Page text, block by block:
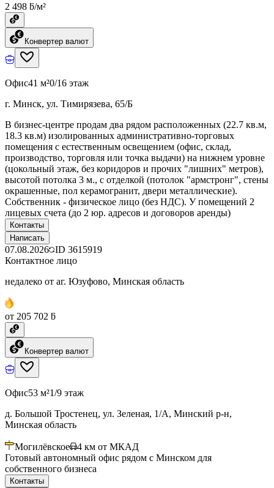
2 498 ƃ/м²
Конвертер валют
Офис41 м²0/16 этаж
г. Минск, ул. Тимирязева, 65/Б
В бизнес-центре продам два рядом расположенных (22.7 кв.м,
18.3 кв.м) изолированных административно-торговых
помещения с естественным освещением (офис, склад,
производство, торговля или точка выдачи) на нижнем уровне
(цокольный этаж, без коридоров и прочих "лишних" метров),
высотой потолка 3 м., с отделкой (потолок "армстронг", стены
окрашенные, пол керамогранит, двери металлические).
Собственник - физическое лицо (без НДС). У помещений 2
лицевых счета (до 2 юр. адресов и договоров аренды)
Контакты
Написать
07.08.2026 ID 3615919
Контактное лицо
недалеко от аг. Юзуфово, Минская область
от 205 702 ƃ
Конвертер валют
Офис53 м²1/9 этаж
д. Большой Тростенец, ул. Зеленая, 1/А, Минский р-н,
Минская область
Могилёвское 4 км от МКАД
Готовый автономный офис рядом с Минском для
собственного бизнеса
Контакты